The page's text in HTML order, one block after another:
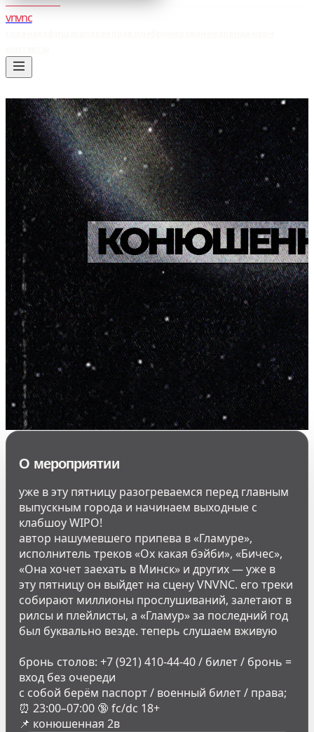
vnvnc
О мероприятии
уже в эту пятницу разогреваемся перед главным
выпускным города и начинаем выходные с
клабшоу WIPO!
автор нашумевшего припева в «Гламуре»,
исполнитель треков «Ох какая бэйби», «Бичес»,
«Она хочет заехать в Минск» и других — уже в
эту пятницу он выйдет на сцену VNVNC. его треки
собирают миллионы прослушиваний, залетают в
рилсы и плейлисты, а «Гламур» за последний год
был буквально везде. теперь слушаем вживую
бронь столов: +7 (921) 410-44-40 / билет / бронь =
вход без очереди
с собой берём паспорт / военный билет / права;
⏰ 23:00–07:00 🔞 fc/dc 18+
📌 конюшенная 2в